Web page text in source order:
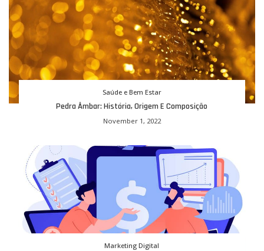
Saúde e Bem Estar
Pedra Âmbar: História, Origem E Composição
November 1, 2022
Marketing Digital